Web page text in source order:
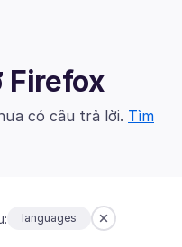
Firefox
có câu trả lời. Tìm
languages